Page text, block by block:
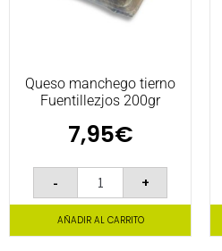
Queso manchego tierno
Fuentillezjos 200gr
7,95€
- +
AÑADIR AL CARRITO